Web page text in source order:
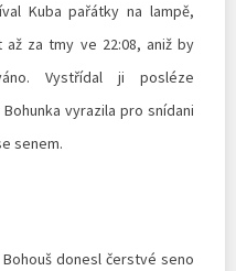
Kuba pařátky na lampě,
za tmy ve 22:08, aniž by
Vystřídal ji posléze
vyrazila pro snídani
senem.
donesl čerstvé seno